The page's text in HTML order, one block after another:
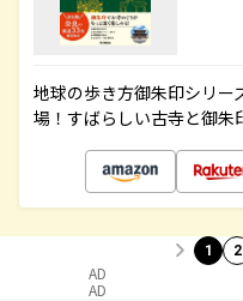
地球の歩き方御朱印シリー
場！すばらしい古寺と御朱
1 2
AD
AD